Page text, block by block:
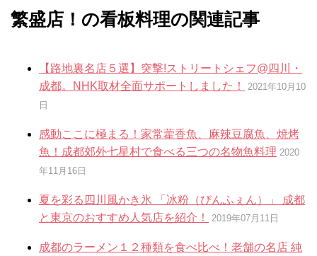
繁盛店！の看板料理の関連記事
【路地裏名店５選】突撃!ストリートシェフ@四川・
成都。NHK取材全面サポートしました！
2021年10月10
日
感動ここに極まる！家常藿香魚、麻辣豆腐魚、焼烤
魚！成都郊外七星村で食べる三つの名物魚料理 2020
年11月16日
夏を彩る四川風かき氷 「冰粉（びんふぇん）」 成都
と東京のおすすめ人気店を紹介！
2019年07月11日
成都のラーメン１２種類を食べ比べ！老舗の名店 純